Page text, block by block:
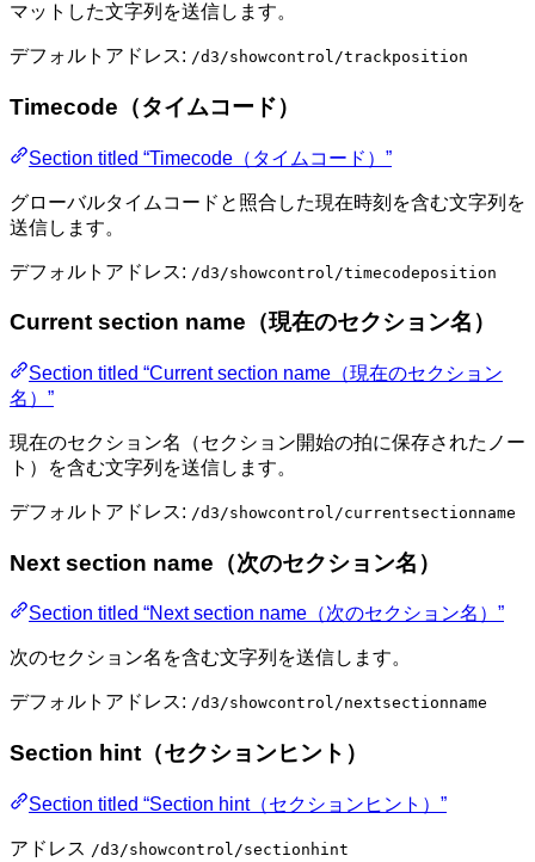
マットした文字列を送信します。
デフォルトアドレス: /d3/showcontrol/trackposition
Timecode（タイムコード）
Section titled “Timecode（タイムコード）”
グローバルタイムコードと照合した現在時刻を含む文字列を
送信します。
デフォルトアドレス: /d3/showcontrol/timecodeposition
Current section name（現在のセクション名）
Section titled “Current section name（現在のセクション
名）”
現在のセクション名（セクション開始の拍に保存されたノー
ト）を含む文字列を送信します。
デフォルトアドレス: /d3/showcontrol/currentsectionname
Next section name（次のセクション名）
Section titled “Next section name（次のセクション名）”
次のセクション名を含む文字列を送信します。
デフォルトアドレス: /d3/showcontrol/nextsectionname
Section hint（セクションヒント）
Section titled “Section hint（セクションヒント）”
アドレス /d3/showcontrol/sectionhint